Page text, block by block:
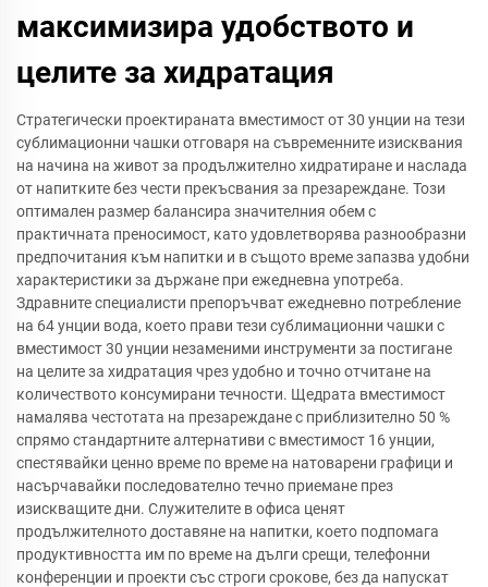
максимизира удобството и
целите за хидратация
Стратегически проектираната вместимост от 30 унции на тези
сублимационни чашки отговаря на съвременните изисквания
на начина на живот за продължително хидратиране и наслада
от напитките без чести прекъсвания за презареждане. Този
оптимален размер балансира значителния обем с
практичната преносимост, като удовлетворява разнообразни
предпочитания към напитки и в същото време запазва удобни
характеристики за държане при ежедневна употреба.
Здравните специалисти препоръчват ежедневно потребление
на 64 унции вода, което прави тези сублимационни чашки с
вместимост 30 унции незаменими инструменти за постигане
на целите за хидратация чрез удобно и точно отчитане на
количеството консумирани течности. Щедрата вместимост
намалява честотата на презареждане с приблизително 50 %
спрямо стандартните алтернативи с вместимост 16 унции,
спестявайки ценно време по време на натоварени графици и
насърчавайки последователно течно приемане през
изискващите дни. Служителите в офиса ценят
продължителното доставяне на напитки, което подпомага
продуктивността им по време на дълги срещи, телефонни
конференции и проекти със строги срокове, без да напускат